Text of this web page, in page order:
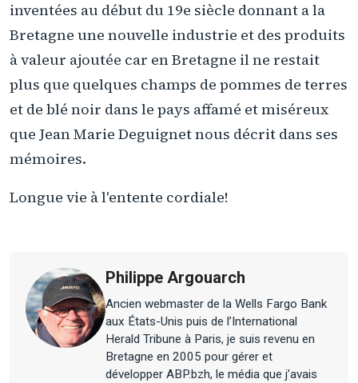
inventées au début du 19e siècle donnant a la
Bretagne une nouvelle industrie et des produits
à valeur ajoutée car en Bretagne il ne restait
plus que quelques champs de pommes de terres
et de blé noir dans le pays affamé et miséreux
que Jean Marie Deguignet nous décrit dans ses
mémoires.
Longue vie à l'entente cordiale!
Philippe Argouarch
Ancien webmaster de la Wells Fargo Bank
aux États-Unis puis de l’International
Herald Tribune à Paris, je suis revenu en
Bretagne en 2005 pour gérer et
développer ABP.bzh, le média que j’avais